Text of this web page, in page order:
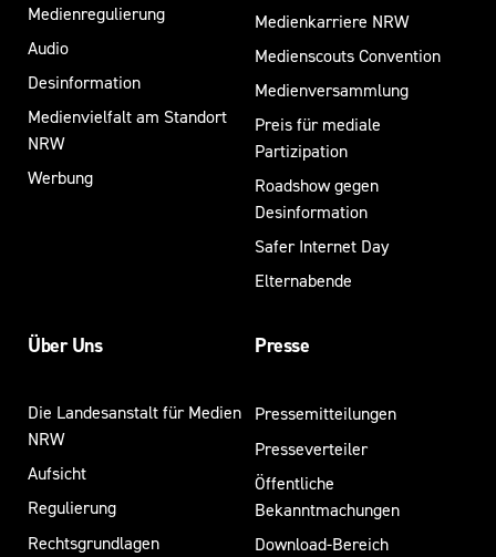
Medienregulierung
Audio
Desinformation
Medienvielfalt am Standort
NRW
Werbung
Medienkarriere NRW
Medienscouts Convention
Medienversammlung
Preis für mediale
Partizipation
Roadshow gegen
Desinformation
Safer Internet Day
Elternabende
Über Uns
Die Landesanstalt für Medien
NRW
Aufsicht
Regulierung
Rechtsgrundlagen
Presse
Pressemitteilungen
Presseverteiler
Öffentliche
Bekanntmachungen
Download-Bereich